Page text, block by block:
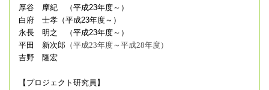
厚谷 摩紀 （平成23年度～）
白府 士孝 （平成23年度～）
永長 明之 （平成23年度～）
平田 新次郎 （平成23年度～平成28年度）
吉野 隆宏
【プロジェクト研究員】